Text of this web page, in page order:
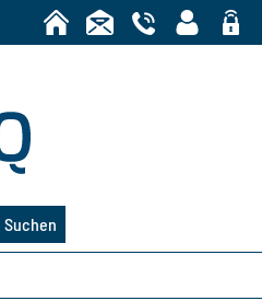
Suchen